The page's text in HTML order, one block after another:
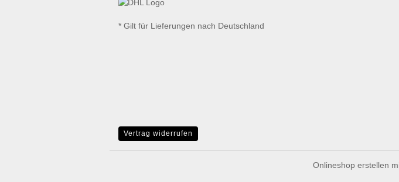
* Gilt für Lieferungen nach Deutschland
Vertrag widerrufen
Onlineshop erstellen